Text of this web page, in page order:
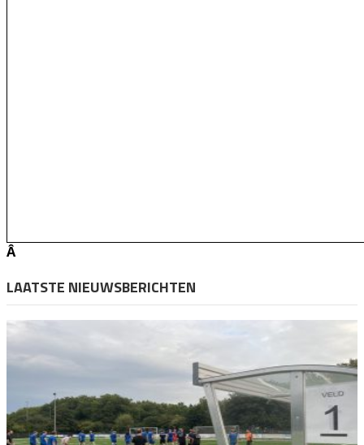
Â
LAATSTE NIEUWSBERICHTEN